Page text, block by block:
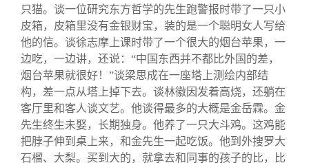
只猫。谈一位研究东方哲学的先生跑警报时带了一只小
皮箱，皮箱里没有金银财宝，装的是一个聪明女人写给
他的信。谈徐志摩上课时带了一个很大的烟台苹果，一
边吃，一边讲，还说：“中国东西并不都比外国的差，
烟台苹果就很好！”谈梁思成在一座塔上测绘内部结
构，差一点从塔上掉下去。谈林徽因发着高烧，还躺在
客厅里和客人谈文艺。他谈得最多的大概是金岳霖。金
先生终生未娶，长期独身。他养了一只大斗鸡。这鸡能
把脖子伸到桌上来，和金先生一起吃饭。他到外搜罗大
石榴、大梨。买到大的，就拿去和同事的孩子的比，比